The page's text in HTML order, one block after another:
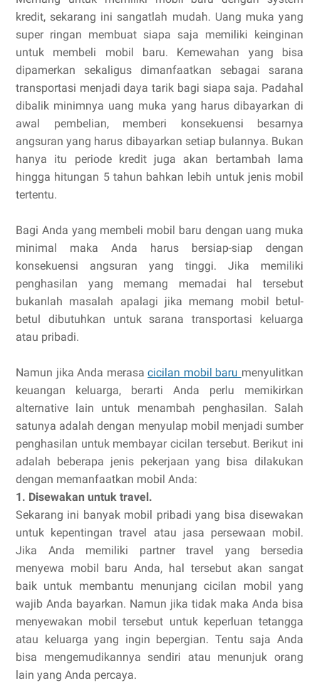
kredit, sekarang ini sangatlah mudah. Uang muka yang
super ringan membuat siapa saja memiliki keinginan
untuk membeli mobil baru. Kemewahan yang bisa
dipamerkan sekaligus dimanfaatkan sebagai sarana
transportasi menjadi daya tarik bagi siapa saja. Padahal
dibalik minimnya uang muka yang harus dibayarkan di
awal pembelian, memberi konsekuensi besarnya
angsuran yang harus dibayarkan setiap bulannya. Bukan
hanya itu periode kredit juga akan bertambah lama
hingga hitungan 5 tahun bahkan lebih untuk jenis mobil
tertentu.
Bagi Anda yang membeli mobil baru dengan uang muka
minimal maka Anda harus bersiap-siap dengan
konsekuensi angsuran yang tinggi. Jika memiliki
penghasilan yang memang memadai hal tersebut
bukanlah masalah apalagi jika memang mobil betul-
betul dibutuhkan untuk sarana transportasi keluarga
atau pribadi.
Namun jika Anda merasacicilan mobil baru menyulitkan
keuangan keluarga, berarti Anda perlu memikirkan
alternative lain untuk menambah penghasilan. Salah
satunya adalah dengan menyulap mobil menjadi sumber
penghasilan untuk membayar cicilan tersebut. Berikut ini
adalah beberapa jenis pekerjaan yang bisa dilakukan
dengan memanfaatkan mobil Anda:
1. Disewakan untuk travel.
Sekarang ini banyak mobil pribadi yang bisa disewakan
untuk kepentingan travel atau jasa persewaan mobil.
Jika Anda memiliki partner travel yang bersedia
menyewa mobil baru Anda, hal tersebut akan sangat
baik untuk membantu menunjang cicilan mobil yang
wajib Anda bayarkan. Namun jika tidak maka Anda bisa
menyewakan mobil tersebut untuk keperluan tetangga
atau keluarga yang ingin bepergian. Tentu saja Anda
bisa mengemudikannya sendiri atau menunjuk orang
lain yang Anda percaya.